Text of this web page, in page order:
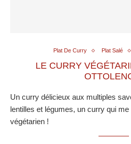
Plat De Curry Plat Salé
LE CURRY
Un curry délicieux aux multiples
lentilles et légumes, un curry qui
végétarien !